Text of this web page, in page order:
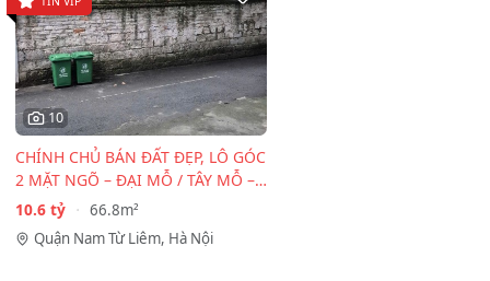
10
CHÍNH CHỦ BÁN ĐẤT ĐẸP, LÔ GÓC
2 MẶT NGÕ – ĐẠI MỖ / TÂY MỖ –
CẠNH…
10.6 tỷ
66.8m²
Quận Nam Từ Liêm, Hà Nội